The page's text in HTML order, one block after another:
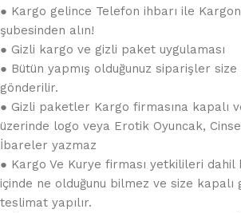
● Kargo gelince Telefon ihbarı ile
şubesinden alın!
● Gizli kargo ve gizli paket uygulaması
● Bütün yapmış olduğunuz siparişler
gönderilir.
● Gizli paketler Kargo firmasına kapalı
üzerinde logo veya Erotik Oyuncak,
İbareler yazmaz
● Kargo Ve Kurye firması yetkilileri dahil
içinde ne olduğunu bilmez ve size kapalı
teslimat yapılır.